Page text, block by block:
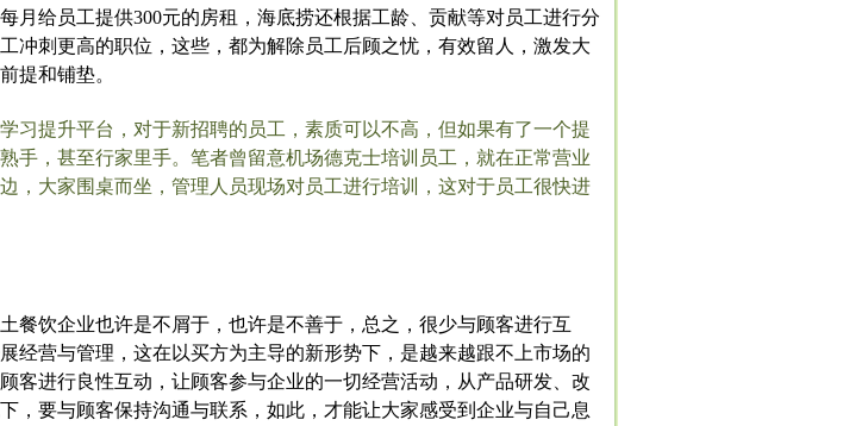
月给员工提供300元的房租，海底捞还根据工龄、贡献等对员工进行分
冲刺更高的职位，这些，都为解除员工后顾之忧，有效留人，激发大
提和铺垫。
习提升平台，对于新招聘的员工，素质可以不高，但如果有了一个提
手，甚至行家里手。笔者曾留意机场德克士培训员工，就在正常营业
，大家围桌而坐，管理人员现场对员工进行培训，这对于员工很快进
餐饮企业也许是不屑于，也许是不善于，总之，很少与顾客进行互
经营与管理，这在以买方为主导的新形势下，是越来越跟不上市场的
客进行良性互动，让顾客参与企业的一切经营活动，从产品研发、改
，要与顾客保持沟通与联系，如此，才能让大家感受到企业与自己息